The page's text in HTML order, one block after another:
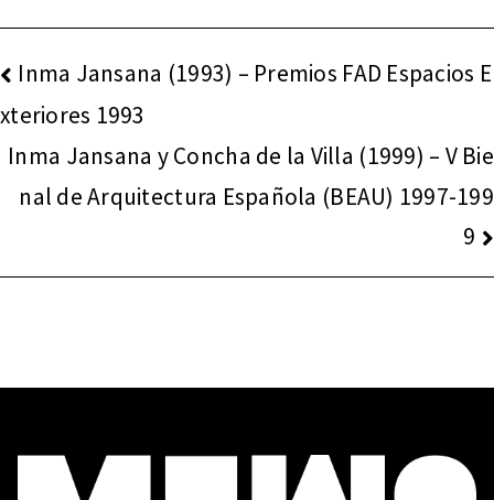
NAVEGACIÓN
DE
ENTRADAS
Inma Jansana (1993) – Premios FAD Espacios E
xteriores 1993
Inma Jansana y Concha de la Villa (1999) – V Bie
nal de Arquitectura Española (BEAU) 1997-199
9